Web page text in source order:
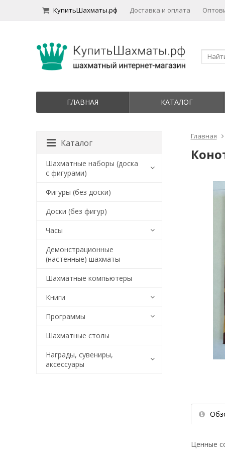
КупитьШахматы.рф Доставка и оплата
ГЛАВНАЯ КАТАЛОГ
Главная
Ценные
Каталог
Шахматные наборы (доска
с фигурами)
Фигуры (без доски)
Доски (без фигур)
Часы
Демонстрационные
(настенные) шахматы
Шахматные компьютеры
Книги
Программы
Шахматные столы
Награды, сувениры,
аксессуары